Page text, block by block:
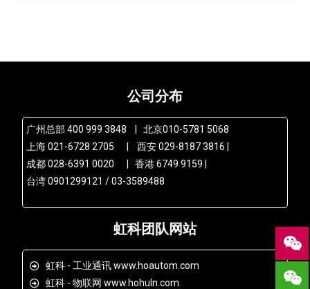
公司分布
广州总部 400 999 3848 | 北京010-5781 5068
上海 021-6728 2705 | 西安 029-8187 3816 |
成都 028-6391 0020 | 香港 6749 9159 |
台湾 0901299121 / 03-3589488
虹科团队网站
虹科 - 工业通讯 www.hoautom.com
虹科 - 物联网 www.hohuln.com